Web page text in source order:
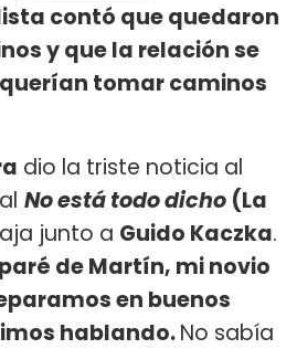
contó que quedaron
y que la relación se
tomar caminos
dio la triste noticia al
No está todo dicho (La
junto a Guido Kaczka.
de Martín, mi novio
en buenos
hablando.No sabía